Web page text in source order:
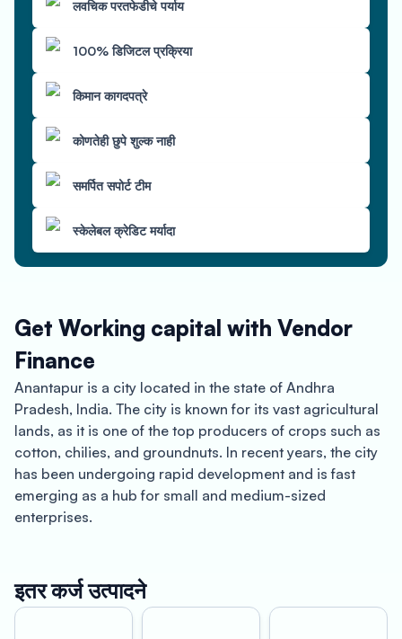
लवचिक परतफेडीचे पर्याय
100% डिजिटल प्रक्रिया
किमान कागदपत्रे
कोणतेही छुपे शुल्क नाही
समर्पित सपोर्ट टीम
स्केलेबल क्रेडिट मर्यादा
Get Working capital with Vendor
Finance
Anantapur is a city located in the state of Andhra
Pradesh, India. The city is known for its vast agricultural
lands, as it is one of the top producers of crops such as
cotton, chilies, and groundnuts. In recent years, the city
has been undergoing rapid development and is fast
emerging as a hub for small and medium-sized
enterprises.
Vendor Finance, which is helping businesses in
Anantapur to access working capital through unsecured
इतर कर्ज उत्पादने